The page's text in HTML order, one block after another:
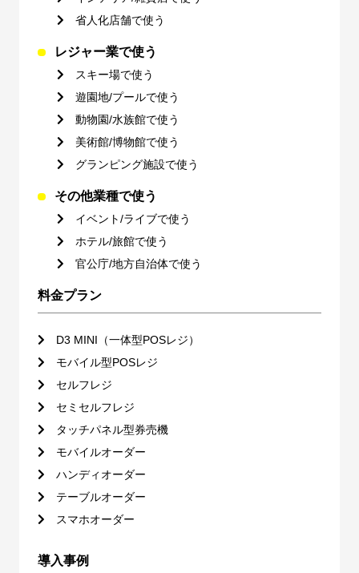
省人化店舗で使う
レジャー業で使う
スキー場で使う
遊園地/プールで使う
動物園/水族館で使う
美術館/博物館で使う
グランピング施設で使う
その他業種で使う
イベント/ライブで使う
ホテル/旅館で使う
官公庁/地方自治体で使う
料金プラン
D3 MINI（一体型POSレジ）
モバイル型POSレジ
セルフレジ
セミセルフレジ
タッチパネル型券売機
モバイルオーダー
ハンディオーダー
テーブルオーダー
スマホオーダー
導入事例